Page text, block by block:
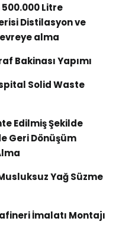
Litre
Distilasyon ve
alma
Bakinası Yapımı
Solid Waste
Edilmiş Şekilde
Geri Dönüşüm
Yağ Süzme
İmalatı Montajı